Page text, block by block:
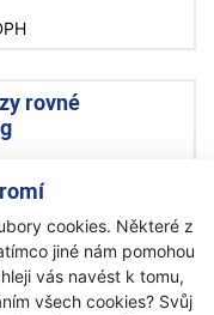
cookies. Některé z
jiné nám pomohou
vás navést k tomu,
všech cookies? Svůj
rovné